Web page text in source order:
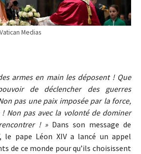
Medias
armes en main les déposent ! Que
de déclencher des guerres
pas une paix imposée par la force,
Non pas avec la volonté de dominer
! » Dans son message de
, le pape Léon XIV a lancé un appel
de ce monde pour qu’ils choisissent